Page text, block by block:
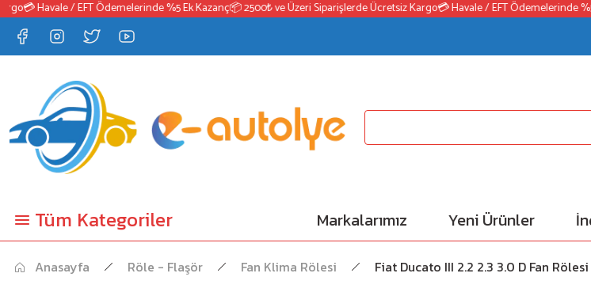
💳 Havale / EFT Ödemelerinde %5 Ek Kazanç📦 2500₺ ve Üzeri Siparişlerde Ücretsiz Kargo💳 Havale / EFT Ödemelerinde %5 Ek
Tüm Kategoriler Markalarımız Yeni Ürünler
Anasayfa Röle - Flaşör Fan Klima Rölesi Fiat Ducato III 2.2 2.3 3.0 D Fan